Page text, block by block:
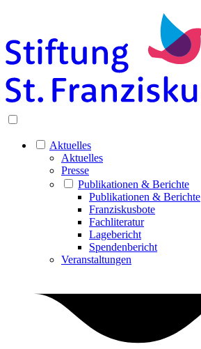
Aktuelles
Aktuelles
Presse
Publikationen & Berichte
Publikationen & Berichte
Franziskusbote
Fachliteratur
Lagebericht
Spendenbericht
Veranstaltungen